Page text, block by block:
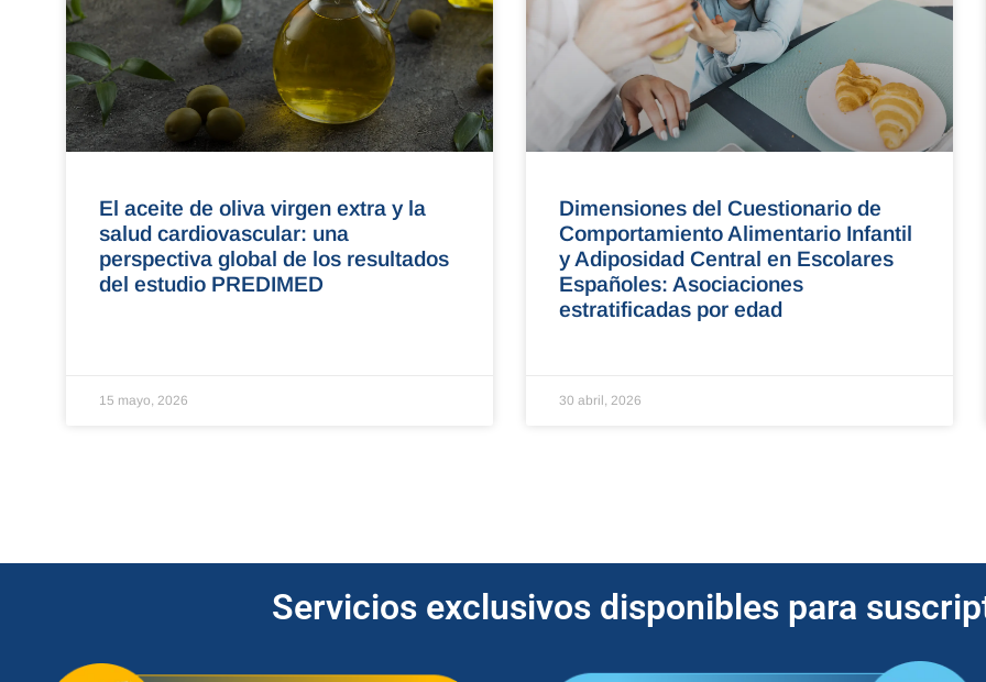
El aceite de oliva virgen extra y la
salud cardiovascular: una
perspectiva global de los resultados
del estudio PREDIMED
15 mayo, 2026
Dimensiones del Cuestionario de
Comportamiento Alimentario Infantil
y Adiposidad Central en Escolares
Españoles: Asociaciones
estratificadas por edad
30 abril, 2026
Servicios exclusivos disponibles para